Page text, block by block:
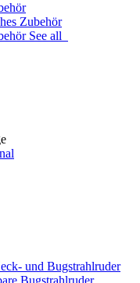
Zubehör
See all
und Bugstrahlruder
Bugstrahlruder